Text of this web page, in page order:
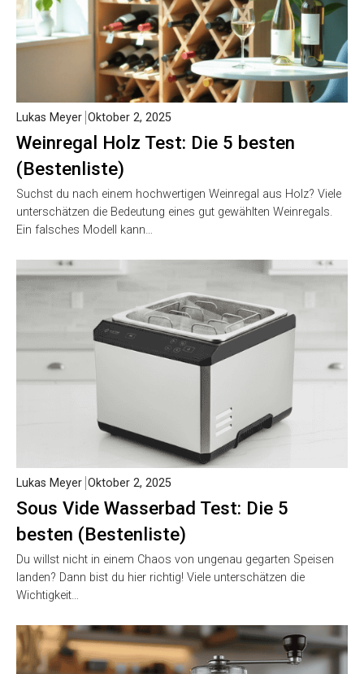
Weinregal Holz Test: Die 5 besten
(Bestenliste)
Lukas Meyer Oktober 2, 2025
Suchst du nach einem hochwertigen Weinregal aus Holz? Viele
unterschätzen die Bedeutung eines gut gewählten Weinregals.
Ein falsches Modell kann…
Sous Vide Wasserbad Test: Die 5
besten (Bestenliste)
Lukas Meyer Oktober 2, 2025
Du willst nicht in einem Chaos von ungenau gegarten Speisen
landen? Dann bist du hier richtig! Viele unterschätzen die
Wichtigkeit…